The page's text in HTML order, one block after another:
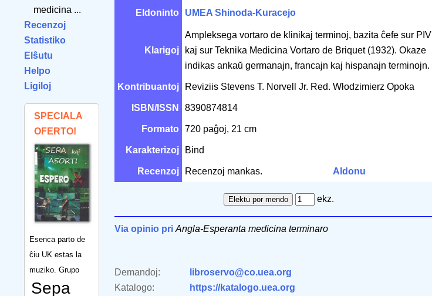
medicina ...
Recenzoj
Statistiko
Elŝutu
Helpo
Ligiloj
SPECIALA
OFERTO!
Esenca parto de
ĉiu UK estas la
muziko. Grupo
Sepa
Eldoninto UMEA Shinoda-Kuracejo
Klarigoj
Ampleksega vortaro de klinikaj terminoj, bazita ĉefe sur PIV
kaj sur Teknika Medicina Vortaro de Briquet (1932). Okaze
indikas ankaŭ germanajn, francajn kaj hispanajn terminojn.
Kontribuantoj Reviziis Stevens T. Norvell Jr. Red. Włodzimierz Opoka
ISBN/ISSN 8390874814
Formato 720 paĝoj, 21 cm
Karakterizoj Bind
Recenzoj Recenzoj mankas. Aldonu
ekz.
Via opinio pri Angla-Esperanta medicina terminaro
Demandoj:
libroservo@co.uea.org
Katalogo:
https://katalogo.uea.org